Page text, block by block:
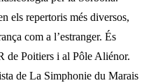
els repertoris més diversos,
com a l’estranger. És
de Poitiers i al Pôle Aliénor.
de La Simphonie du Marais